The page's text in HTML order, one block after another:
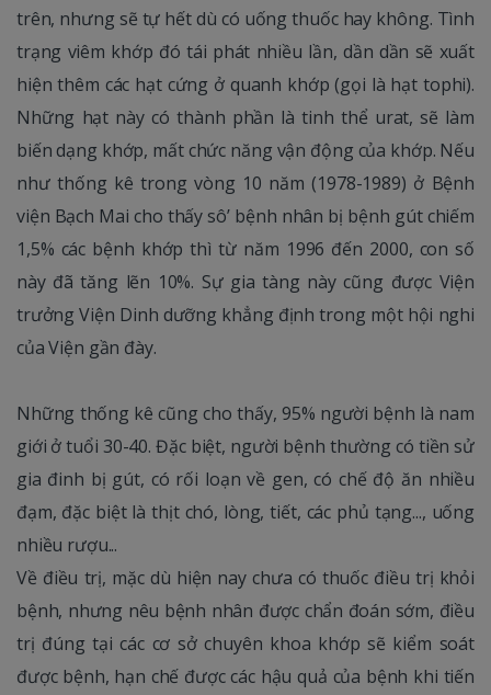
trên, nhưng sẽ tự hết dù có uống thuốc hay không. Tình
trạng viêm khớp đó tái phát nhiều lần, dần dần sẽ xuất
hiện thêm các hạt cứng ở quanh khớp (gọi là hạt tophi).
Những hạt này có thành phần là tinh thể urat, sẽ làm
biến dạng khớp, mất chức năng vận động của khớp. Nếu
như thống kê trong vòng 10 năm (1978-1989) ở Bệnh
viện Bạch Mai cho thấy sô’ bệnh nhân bị bệnh gút chiếm
1,5% các bệnh khớp thì từ năm 1996 đến 2000, con số
này đã tăng lẽn 10%. Sự gia tàng này cũng được Viện
trưởng Viện Dinh dưỡng khẳng định trong một hội nghi
của Viện gần đày.
Những thống kê cũng cho thấy, 95% người bệnh là nam
giới ở tuổi 30-40. Đặc biệt, người bệnh thường có tiền sử
gia đinh bị gút, có rối loạn về gen, có chế độ ăn nhiều
đạm, đặc biệt là thịt chó, lòng, tiết, các phủ tạng..., uống
nhiều rượu...
Về điều trị, mặc dù hiện nay chưa có thuốc điều trị khỏi
bệnh, nhưng nêu bệnh nhân được chẩn đoán sớm, điều
trị đúng tại các cơ sở chuyên khoa khớp sẽ kiểm soát
được bệnh, hạn chế được các hậu quả của bệnh khi tiến